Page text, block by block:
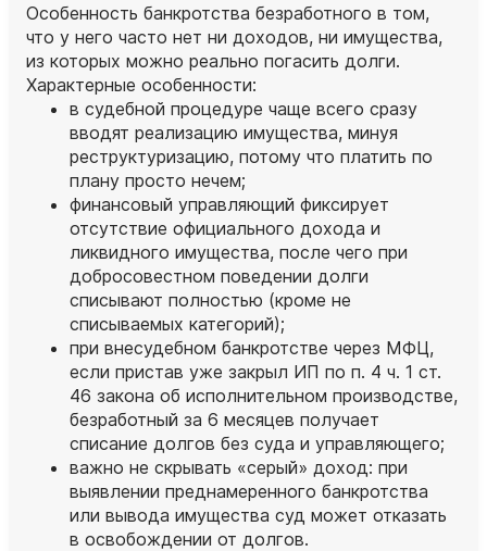
Особенность банкротства безработного в том,
что у него часто нет ни доходов, ни имущества,
из которых можно реально погасить долги.
Характерные особенности:
в судебной процедуре чаще всего сразу
вводят реализацию имущества, минуя
реструктуризацию, потому что платить по
плану просто нечем;
финансовый управляющий фиксирует
отсутствие официального дохода и
ликвидного имущества, после чего при
добросовестном поведении долги
списывают полностью (кроме не
списываемых категорий);
при внесудебном банкротстве через МФЦ,
если пристав уже закрыл ИП по п. 4 ч. 1 ст.
46 закона об исполнительном производстве,
безработный за 6 месяцев получает
списание долгов без суда и управляющего;
важно не скрывать «серый» доход: при
выявлении преднамеренного банкротства
или вывода имущества суд может отказать
в освобождении от долгов.